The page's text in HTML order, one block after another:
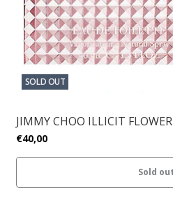
SOLD OUT
JIMMY CHOO ILLICIT
€40,00
Sold out